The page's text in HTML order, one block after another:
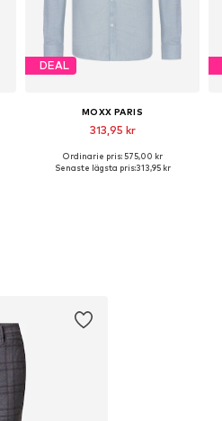
DEAL
MOXX PARIS
313,95 kr
Ordinarie pris: 575,00 kr
Senaste lägsta pris:313,95 kr